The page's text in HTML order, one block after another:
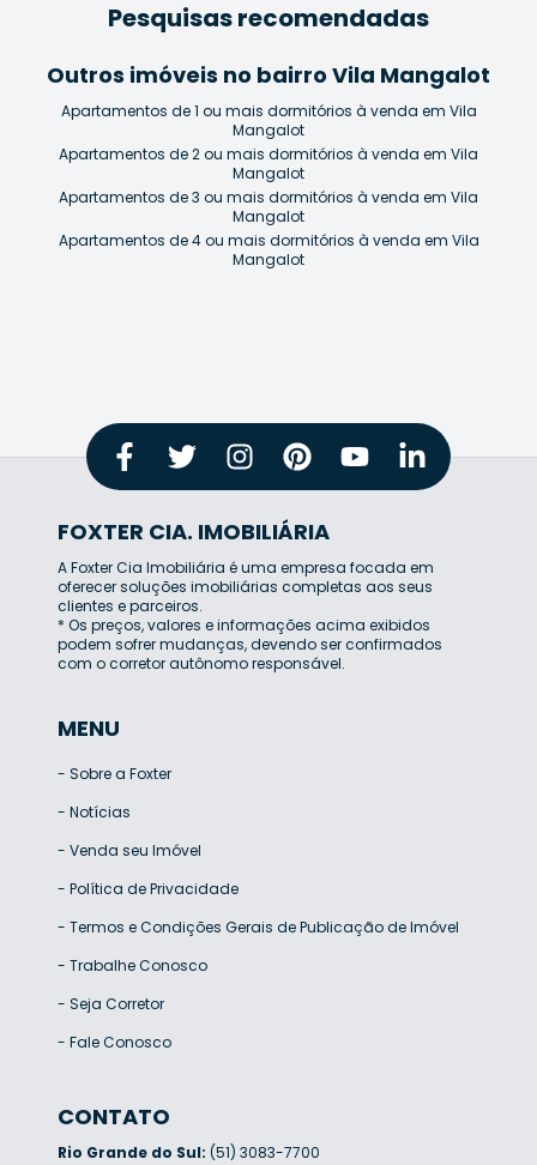
Pesquisas recomendadas
Outros imóveis no bairro Vila Mangalot
Apartamentos de 1 ou mais dormitórios à venda em Vila
Mangalot
Apartamentos de 2 ou mais dormitórios à venda em Vila
Mangalot
Apartamentos de 3 ou mais dormitórios à venda em Vila
Mangalot
Apartamentos de 4 ou mais dormitórios à venda em Vila
Mangalot
FOXTER CIA. IMOBILIÁRIA
A Foxter Cia Imobiliária é uma empresa focada em
oferecer soluções imobiliárias completas aos seus
clientes e parceiros.
* Os preços, valores e informações acima exibidos
podem sofrer mudanças, devendo ser confirmados
com o corretor autônomo responsável.
MENU
- Sobre a Foxter
- Notícias
- Venda seu Imóvel
- Política de Privacidade
- Termos e Condições Gerais de Publicação de Imóvel
- Trabalhe Conosco
- Seja Corretor
- Fale Conosco
CONTATO
Rio Grande do Sul: (51) 3083-7700